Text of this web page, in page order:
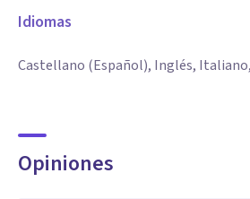
Idiomas
Castellano (Español), Inglés,
Opiniones